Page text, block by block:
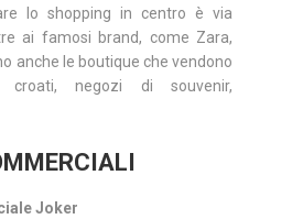
lo shopping in centro è via
ai famosi brand, come Zara,
anche le boutique che vendono
negozi di souvenir,
Joker